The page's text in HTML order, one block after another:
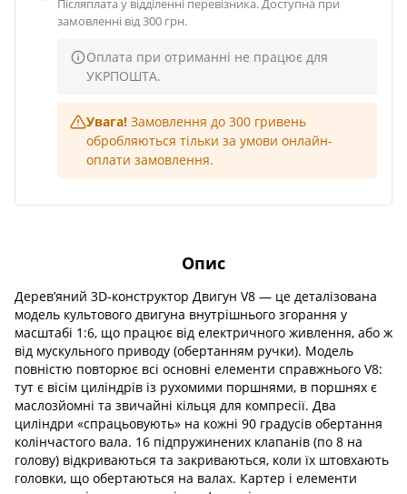
Післяплата у відділенні перевізника. Доступна при
замовленні від 300 грн.
Оплата при отриманні не працює для
УКРПОШТА.
Увага! Замовлення до 300 гривень
обробляються тільки за умови онлайн-
оплати замовлення.
Опис
Дерев’яний 3D-конструктор Двигун V8 — це деталізована
модель культового двигуна внутрішнього згорання у
масштабі 1:6, що працює від електричного живлення, або ж
від мускульного приводу (обертанням ручки). Модель
повністю повторює всі основні елементи справжнього V8:
тут є вісім циліндрів із рухомими поршнями, в поршнях є
маслозйомні та звичайні кільця для компресії. Два
циліндри «спрацьовують» на кожні 90 градусів обертання
колінчастого вала. 16 підпружинених клапанів (по 8 на
голову) відкриваються та закриваються, коли їх штовхають
головки, що обертаються на валах. Картер і елементи